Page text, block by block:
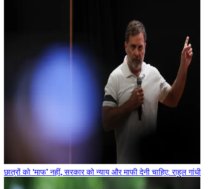
छात्रों को ‘माफ’ नहीं, सरकार को न्याय और माफी देनी चाहिए: राहुल गांधी